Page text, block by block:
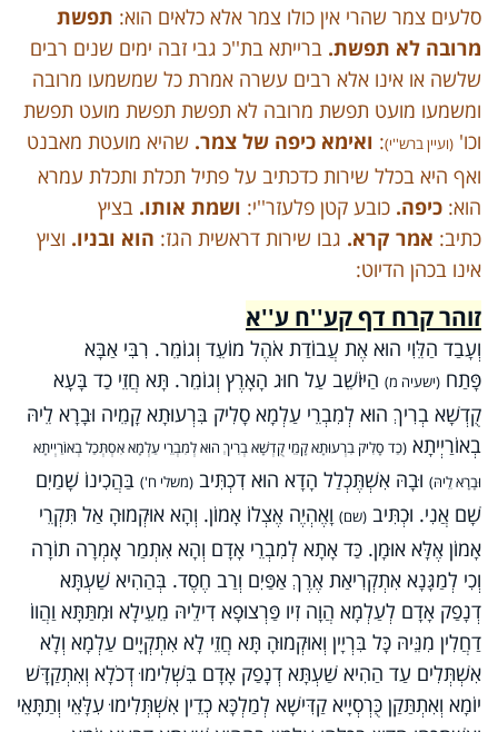
סלעים צמר שהרי אין כולו צמר אלא כלאים הוא: תפשת
מרובה לא תפשת. ברייתא בת''כ גבי זבה ימים שנים רבים
שלשה או אינו אלא רבים עשרה אמרת כל שמשמעו מרובה
ומשמעו מועט תפשת מרובה לא תפשת תפשת מועט תפשת
וכו' (ועיין ברש''י): ואימא כיפה של צמר. שהיא מועטת מאבנט
ואף היא בכלל שירות כדכתיב על פתיל תכלת ותכלת עמרא
הוא: כיפה. כובע קטן פלעזר''י: ושמת אותו. בציץ
כתיב: אמר קרא. גבו שירות דראשית הגז: הוא ובניו. וציץ
אינו בכהן הדיוט:
זוהר קרח דף קע''ח ע''א
וְעָבַד הַלֵּוִי הוּא אֶת עֲבוֹדַת אֹהֶל מוֹעֵד וְגוֹמֵר. רִבִּי אַבָּא
פָּתַח (ישעיה מ) הַיּוֹשֵׁב עַל חוּג הָאָרֶץ וְגוֹמֵר. תָּא חֲזֵי כַד בָּעָא
קֻדְשָׁא בְרִיךְ הוּא לְמִבְרֵי עַלְמָא סָלִיק בִּרְעוּתָא קָמֵיה וּבָרָא לֵיהּ
בְאוֹרַיְיתָא (כַד סָלִיק בִרְעוּתָא קָמֵי קֻדְשָׁא בְרִיךְ הוּא לְמִבְרֵי עַלְמָא אִסְתְּכַל בְאוֹרַיְיתָא
וּבָרָא לֵיהּ) וּבָהּ אִשְׁתֶּכְלַל הָדָא הוּא דִכְתִּיב (משלי ח') בַּהֲכִינוֹ שָׁמַיִם
שָׁם אֲנִי. וּכְתִּיב (שם) וָאֶהְיֶה אֶצְלוֹ אָמוֹן. וְהָא אוּקְמוּהָ אַל תִּקְרֵי
אָמוֹן אֶלָּא אוּמָן. כַּד אָתָא לְמִבְרֵי אָדָם וְהָא אִתְמַר אָמְרָה תוֹרָה
וְכִי לְמַגָּנָא אִתְקְרִיאַת אֶרֶךְ אַפַּיִם וְרַב חֶסֶד. בְּהַהִיא שַׁעְתָּא
דְנָפַק אָדָם לְעַלְמָא הֲוָה זִיו פַּרְצוּפָא דִילֵיהּ מֵעֵילָא וּמִתַּתָּא וַהֲווֹ
דַחֲלִין מִנֵּיהּ כָּל בִּרְיָין וְאוּקְמוּהָ תָּא חֲזֵי לָא אִתְקְיָים עַלְמָא וְלָא
אִשְׁתְּלִים עַד הַהִיא שַׁעְתָּא דְנָפַק אָדָם בִּשְׁלִימוּ דְכֹלָא וְאִתְקַדָּשׁ
יוֹמָא וְאִתְתַּקַן כֻּרְסְיָיא קַדִּישָׁא לְמַלְכָּא כְדֵין אִשְׁתְּלִימוּ עִלָּאֵי וְתַתָּאֵי